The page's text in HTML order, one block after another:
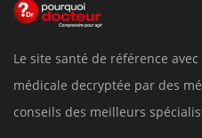
Le site santé de référence
médicale decryptée par des
conseils des meilleurs